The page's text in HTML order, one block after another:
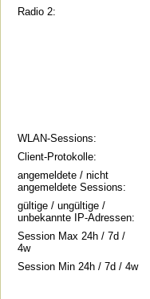
Radio 2:
WLAN-Sessions:
Client-Protokolle:
angemeldete / nicht
angemeldete Sessions:
gültige / ungültige /
unbekannte IP-Adressen:
Session Max 24h / 7d /
4w
Session Min 24h / 7d / 4w